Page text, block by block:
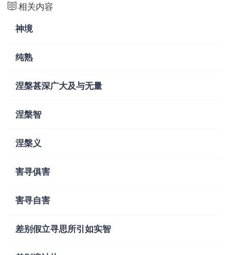
相关内容
神境
纯熟
涅槃甚深广大及与无量
涅槃智
涅槃义
害寻俱害
害寻自害
差别假立寻思所引如实智